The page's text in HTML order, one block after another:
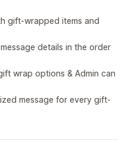
gift-wrapped items and
details in the order
wrap options & Admin can
message for every gift-